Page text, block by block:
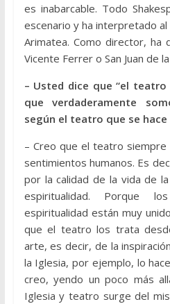
es inabarcable. Todo
escenario y ha interpretado al
Arimatea. Como director, ha
Vicente Ferrer o San Juan de
– Usted dice que “el
que verdaderamente
según el teatro que se hace
– Creo que el teatro
sentimientos humanos. Es
por la calidad de la vida de
espiritualidad. Porque
espiritualidad están muy
que el teatro los trata
arte, es decir, de la
la Iglesia, por ejemplo, lo
creo, yendo un poco más
Iglesia y teatro surge del